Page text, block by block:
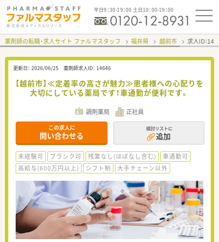
平日9：30-19：00 土日10：00-19：00
薬剤師の転職・求人サイト ファルマスタッフ 福井県 越前市 求人ID：
更新日： 2026/06/25 薬剤師求人ID： 14646
【越前市】≪定着率の高さが魅力≫患者様への心配りを
大切にしている薬局です！車通勤が便利です。
調剤薬局 正社員
この求人に
問い合わせる
検討リストに
追加
未経験可 ブランク可 残業なし(ほぼなし含む)
車通勤可
高給与(600万円以上)
シフト制 大手チェーン以外